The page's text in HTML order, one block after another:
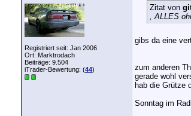
Registriert seit: Jan 2006
Ort: Marktrodach
Beiträge: 9.504
iTrader-Bewertung: (44)
Zitat von
, ALLES
gibs da eine
zum anderen
gerade wohl
hab die Grütze
Sonntag im